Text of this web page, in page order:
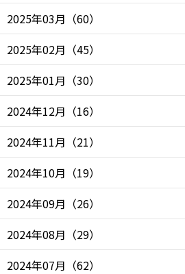
2025年03月 （60）
2025年02月 （45）
2025年01月 （30）
2024年12月 （16）
2024年11月 （21）
2024年10月 （19）
2024年09月 （26）
2024年08月 （29）
2024年07月 （62）